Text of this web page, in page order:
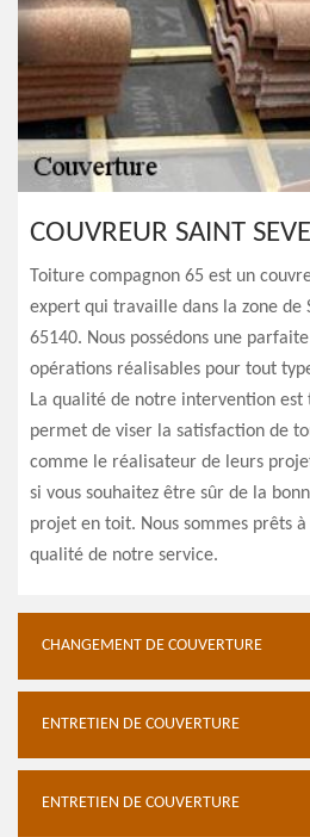
COUVREUR SAINT
Toiture compagnon 65 est un
expert qui travaille dans la zone de
65140. Nous possédons une
opérations réalisables pour tout
La qualité de notre intervention est
permet de viser la satisfaction de
comme le réalisateur de leurs
si vous souhaitez être sûr de la
projet en toit. Nous sommes prêts
qualité de notre service.
CHANGEMENT DE COUVERTURE
ENTRETIEN DE COUVERTURE
ENTRETIEN DE COUVERTURE